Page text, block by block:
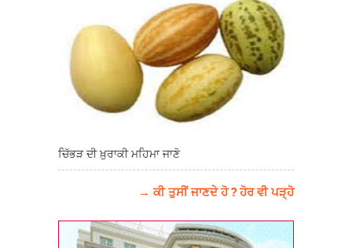
ਚਿੱਭੜ ਦੀ ਖ਼ੁਰਾਕੀ ਮਹਿਮਾ ਜਾਣੋ
→ ਕੀ ਤੁਸੀਂ ਜਾਣਦੇ ਹੋ ? ਹੋਰ ਵੀ ਪੜ੍ਹੋ